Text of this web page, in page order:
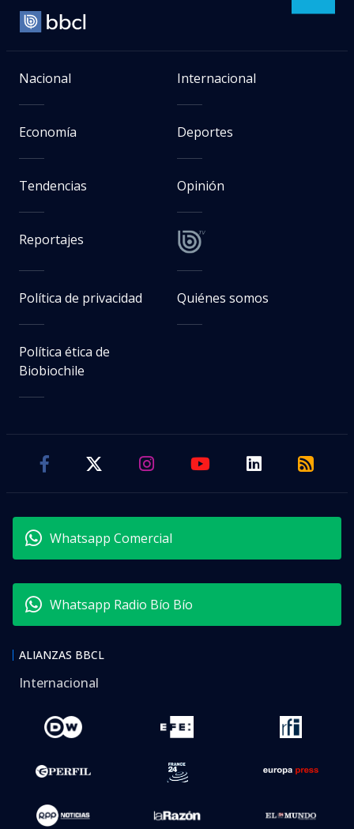
Nacional Internacional
Economía Deportes
Tendencias Opinión
Reportajes
Política de privacidad Quiénes somos
Política ética de
Biobiochile
Whatsapp Comercial
Whatsapp Radio Bío Bío
ALIANZAS BBCL
Internacional